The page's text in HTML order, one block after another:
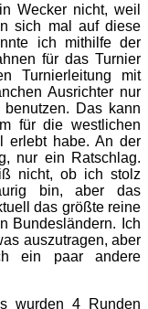
Wecker nicht, weil
sich mal auf diese
ich mithilfe der
für das Turnier
Turnierleitung mit
Ausrichter nur
Das kann
für die westlichen
erlebt habe. An der
nur ein Ratschlag.
nicht, ob ich stolz
bin, aber das
das größte reine
Bundesländern. Ich
auszutragen, aber
ein paar andere
wurden 4 Runden